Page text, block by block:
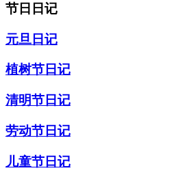
节日日记
元旦日记
植树节日记
清明节日记
劳动节日记
儿童节日记